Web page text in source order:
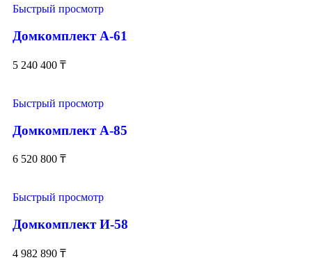
Быстрый просмотр
Домкомплект А-61
5 240 400 ₸
Быстрый просмотр
Домкомплект А-85
6 520 800 ₸
Быстрый просмотр
Домкомплект И-58
4 982 890 ₸